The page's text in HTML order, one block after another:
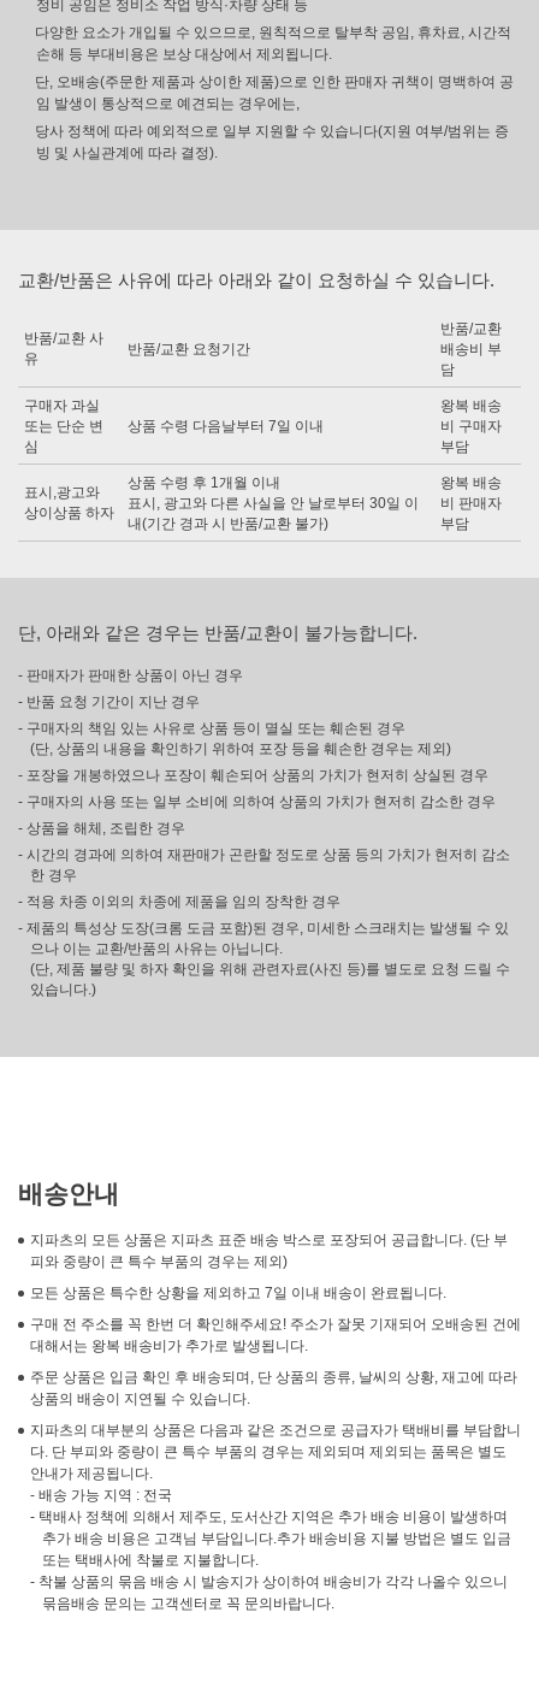
정비 공임은 정비소 작업 방식·차량 상태 등
다양한 요소가 개입될 수 있으므로, 원칙적으로 탈부착 공임, 휴차료, 시간적
손해 등 부대비용은 보상 대상에서 제외됩니다.
단, 오배송(주문한 제품과 상이한 제품)으로 인한 판매자 귀책이 명백하여 공
임 발생이 통상적으로 예견되는 경우에는,
당사 정책에 따라 예외적으로 일부 지원할 수 있습니다(지원 여부/범위는 증
빙 및 사실관계에 따라 결정).
교환/반품은 사유에 따라 아래와 같이 요청하실 수 있습니다.
반품/교환 사
유
반품/교환 요청기간
반품/교환
배송비 부
담
구매자 과실
또는 단순 변
심
상품 수령 다음날부터 7일 이내
왕복 배송
비 구매자
부담
표시,광고와
상이상품 하자
상품 수령 후 1개월 이내
표시, 광고와 다른 사실을 안 날로부터 30일 이
내(기간 경과 시 반품/교환 불가)
왕복 배송
비 판매자
부담
단, 아래와 같은 경우는 반품/교환이 불가능합니다.
- 판매자가 판매한 상품이 아닌 경우
- 반품 요청 기간이 지난 경우
- 구매자의 책임 있는 사유로 상품 등이 멸실 또는 훼손된 경우
(단, 상품의 내용을 확인하기 위하여 포장 등을 훼손한 경우는 제외)
- 포장을 개봉하였으나 포장이 훼손되어 상품의 가치가 현저히 상실된 경우
- 구매자의 사용 또는 일부 소비에 의하여 상품의 가치가 현저히 감소한 경우
- 상품을 해체, 조립한 경우
- 시간의 경과에 의하여 재판매가 곤란할 정도로 상품 등의 가치가 현저히 감소
한 경우
- 적용 차종 이외의 차종에 제품을 임의 장착한 경우
- 제품의 특성상 도장(크롬 도금 포함)된 경우, 미세한 스크래치는 발생될 수 있
으나 이는 교환/반품의 사유는 아닙니다.
(단, 제품 불량 및 하자 확인을 위해 관련자료(사진 등)를 별도로 요청 드릴 수
있습니다.)
배송안내
지파츠의 모든 상품은 지파츠 표준 배송 박스로 포장되어 공급합니다. (단 부
피와 중량이 큰 특수 부품의 경우는 제외)
모든 상품은 특수한 상황을 제외하고 7일 이내 배송이 완료됩니다.
구매 전 주소를 꼭 한번 더 확인해주세요! 주소가 잘못 기재되어 오배송된 건에
대해서는 왕복 배송비가 추가로 발생됩니다.
주문 상품은 입금 확인 후 배송되며, 단 상품의 종류, 날씨의 상황, 재고에 따라
상품의 배송이 지연될 수 있습니다.
지파츠의 대부분의 상품은 다음과 같은 조건으로 공급자가 택배비를 부담합니
다. 단 부피와 중량이 큰 특수 부품의 경우는 제외되며 제외되는 품목은 별도
안내가 제공됩니다.
- 배송 가능 지역 : 전국
- 택배사 정책에 의해서 제주도, 도서산간 지역은 추가 배송 비용이 발생하며
추가 배송 비용은 고객님 부담입니다.추가 배송비용 지불 방법은 별도 입금
또는 택배사에 착불로 지불합니다.
- 착불 상품의 묶음 배송 시 발송지가 상이하여 배송비가 각각 나올수 있으니
묶음배송 문의는 고객센터로 꼭 문의바랍니다.